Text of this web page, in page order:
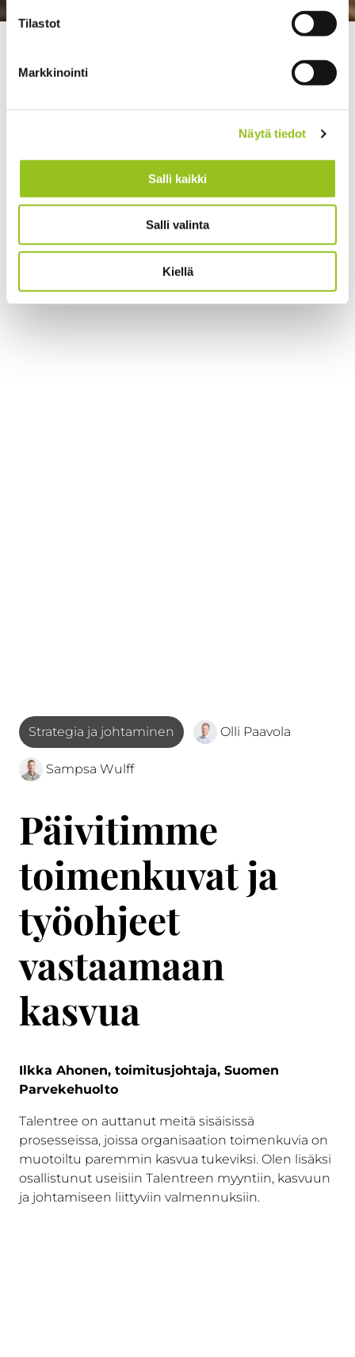
Tilastot
Markkinointi
Näytä tiedot
Salli kaikki
Salli valinta
Kiellä
Strategia ja johtaminen Olli Paavola
Sampsa Wulff
Päivitimme
toimenkuvat ja
työohjeet
vastaamaan
kasvua
Ilkka Ahonen, toimitusjohtaja, Suomen
Parvekehuolto
Talentree on auttanut meitä sisäisissä
prosesseissa, joissa organisaation toimenkuvia on
muotoiltu paremmin kasvua tukeviksi. Olen lisäksi
osallistunut useisiin Talentreen myyntiin, kasvuun
ja johtamiseen liittyviin valmennuksiin.